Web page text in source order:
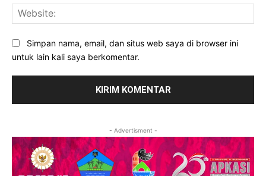
Simpan nama, email, dan situs web saya di browser ini
untuk lain kali saya berkomentar.
- Advertisment -